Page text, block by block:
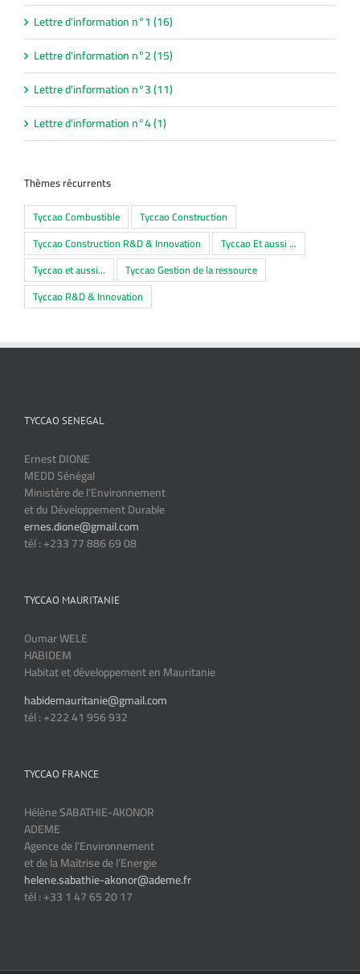
Lettre d'information n°1 (16)
Lettre d'information n°2 (15)
Lettre d'information n°3 (11)
Lettre d'information n°4 (1)
Thèmes récurrents
Tyccao Combustible
Tyccao Construction
Tyccao Construction R&D & Innovation
Tyccao Et aussi ...
Tyccao et aussi...
Tyccao Gestion de la ressource
Tyccao R&D & Innovation
TYCCAO SENEGAL
Ernest DIONE
MEDD Sénégal
Ministère de l’Environnement
et du Développement Durable
ernes.dione@gmail.com
tél : +233 77 886 69 08
TYCCAO MAURITANIE
Oumar WELE
HABIDEM
Habitat et développement en Mauritanie
habidemauritanie@gmail.com
tél : +222 41 956 932
TYCCAO FRANCE
Hélène SABATHIE-AKONOR
ADEME
Agence de l’Environnement
et de la Maîtrise de l’Energie
helene.sabathie-akonor@ademe.fr
tél : +33 1 47 65 20 17